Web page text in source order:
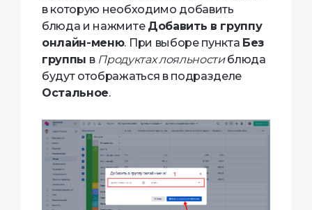
в которую необходимо добавить
блюда и нажмите Добавить в группу
онлайн-меню. При выборе пункта Без
группы в Продуктах лояльностиблюда
будут отображаться в подразделе
Остальное.